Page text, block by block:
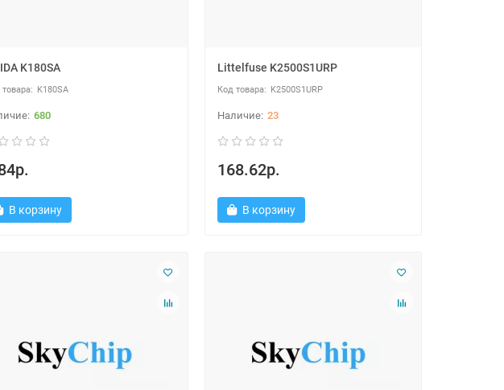
K180SA
K180SA
680
В корзину
Littelfuse K2500S1URP
K2500S1URP
23
168.62р.
В корзину